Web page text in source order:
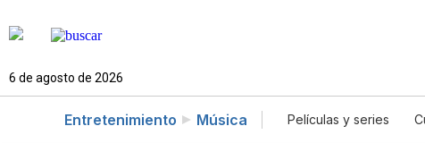
6 de agosto de 2026
Entretenimiento Música Películas y series